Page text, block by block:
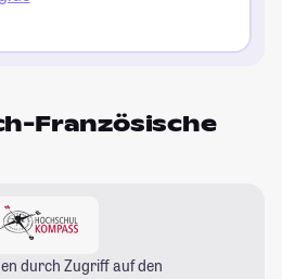
Französische
durch Zugriff auf den